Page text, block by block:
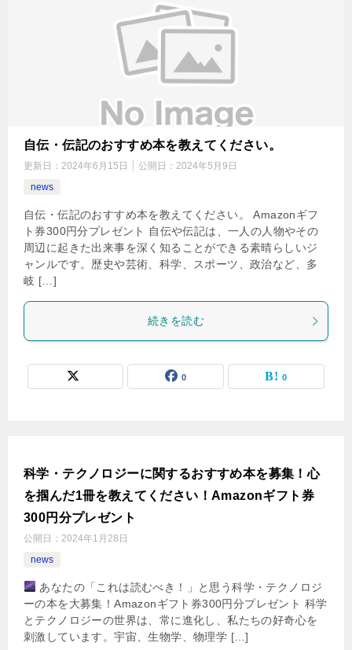
自伝・伝記のおすすめ本を教えてください。
更新日： 2024年6月15日 公開日： 2024年5月9日
news
自伝・伝記のおすすめ本を教えてください。 Amazonギフ
ト券300円分プレゼント 自伝や伝記は、一人の人物やその
周辺に起きた出来事を深く知ることができる素晴らしいジ
ャンルです。歴史や芸術、科学、スポーツ、政治など、多
岐 […]
続きを読む
0 0
科学・テクノロジーに関するおすすめ本を募集！心
を掴んだ1冊を教えてください！Amazonギフト券
300円分プレゼント
公開日： 2024年1月28日
news
あなたの「これは読むべき！」と思う科学・テクノロジ
ーの本を大募集！Amazonギフト券300円分プレゼント 科学
とテクノロジーの世界は、常に進化し、私たちの好奇心を
刺激しています。宇宙、生物学、物理学 […]